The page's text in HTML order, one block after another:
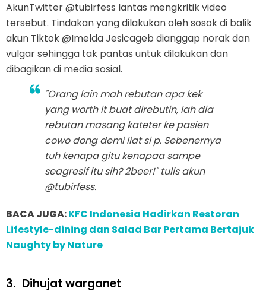
AkunTwitter @tubirfess lantas mengkritik video
tersebut. Tindakan yang dilakukan oleh sosok di balik
akun Tiktok @Imelda Jesicageb dianggap norak dan
vulgar sehingga tak pantas untuk dilakukan dan
dibagikan di media sosial.
"Orang lain mah rebutan apa kek
yang worth it buat direbutin, lah dia
rebutan masang kateter ke pasien
cowo dong demi liat si p. Sebenernya
tuh kenapa gitu kenapaa sampe
seagresif itu sih? 2beer!" tulis akun
@tubirfess.
BACA JUGA:KFC Indonesia Hadirkan Restoran
Lifestyle-dining dan Salad Bar Pertama Bertajuk
Naughty by Nature
3. Dihujat warganet